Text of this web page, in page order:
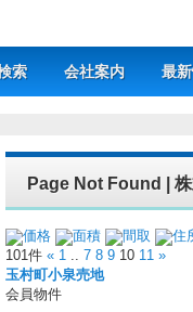
索 会社案内 最
Page Not Found |
価格 面積 間取
住
101件 « 1 7 8 9 10 11 »
玉村町小泉売地
会員物件